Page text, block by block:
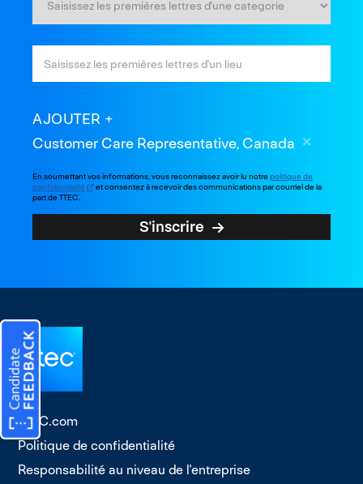
AJOUTER
Customer Care Representative, Canada
En soumettant vos informations, vous reconnaissez avoir lu notrepolitique de
confidentialité
et consentez à recevoir des communications par courriel de la
part de TTEC.
S'inscrire
TTEC.com
Politique de confidentialité
Responsabilité au niveau de l'entreprise